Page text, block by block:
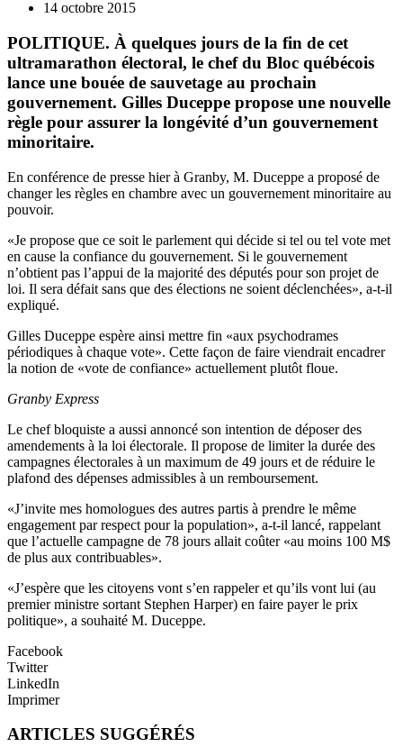
14 octobre 2015
POLITIQUE. À quelques jours de la fin de cet
ultramarathon électoral, le chef du Bloc québécois
lance une bouée de sauvetage au prochain
gouvernement. Gilles Duceppe propose une nouvelle
règle pour assurer la longévité d’un gouvernement
minoritaire.
En conférence de presse hier à Granby, M. Duceppe a proposé de
changer les règles en chambre avec un gouvernement minoritaire au
pouvoir.
«Je propose que ce soit le parlement qui décide si tel ou tel vote met
en cause la confiance du gouvernement. Si le gouvernement
n’obtient pas l’appui de la majorité des députés pour son projet de
loi. Il sera défait sans que des élections ne soient déclenchées», a-t-il
expliqué.
Gilles Duceppe espère ainsi mettre fin «aux psychodrames
périodiques à chaque vote». Cette façon de faire viendrait encadrer
la notion de «vote de confiance» actuellement plutôt floue.
Granby Express
Le chef bloquiste a aussi annoncé son intention de déposer des
amendements à la loi électorale. Il propose de limiter la durée des
campagnes électorales à un maximum de 49 jours et de réduire le
plafond des dépenses admissibles à un remboursement.
«J’invite mes homologues des autres partis à prendre le même
engagement par respect pour la population», a-t-il lancé, rappelant
que l’actuelle campagne de 78 jours allait coûter «au moins 100 M$
de plus aux contribuables».
«J’espère que les citoyens vont s’en rappeler et qu’ils vont lui (au
premier ministre sortant Stephen Harper) en faire payer le prix
politique», a souhaité M. Duceppe.
Facebook
Twitter
LinkedIn
Imprimer
ARTICLES SUGGÉRÉS